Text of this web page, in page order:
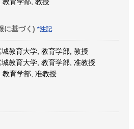
に基づく) *注記
教育大学, 教育学部, 教授
教育大学, 教育学部, 准教授
教育学部, 准教授